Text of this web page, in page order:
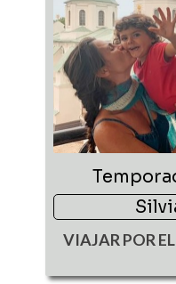
VIAJAR POR